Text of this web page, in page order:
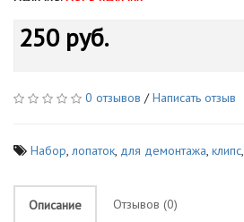
250 руб.
0 отзывов /Написать отзыв
Набор, лопаток, для демонтажа, клипс,
Описание Отзывов (0)